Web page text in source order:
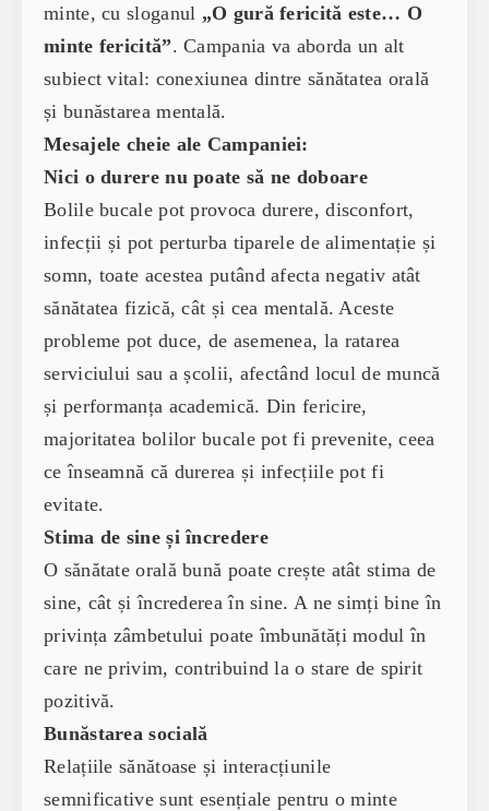
minte, cu sloganul „O gură fericită este… O
minte fericită”. Campania va aborda un alt
subiect vital: conexiunea dintre sănătatea orală
și bunăstarea mentală.
Mesajele cheie ale Campaniei:
Nici o durere nu poate să ne doboare
Bolile bucale pot provoca durere, disconfort,
infecții și pot perturba tiparele de alimentație și
somn, toate acestea putând afecta negativ atât
sănătatea fizică, cât și cea mentală. Aceste
probleme pot duce, de asemenea, la ratarea
serviciului sau a școlii, afectând locul de muncă
și performanța academică. Din fericire,
majoritatea bolilor bucale pot fi prevenite, ceea
ce înseamnă că durerea și infecțiile pot fi
evitate.
Stima de sine și încredere
O sănătate orală bună poate crește atât stima de
sine, cât și încrederea în sine. A ne simți bine în
privința zâmbetului poate îmbunătăți modul în
care ne privim, contribuind la o stare de spirit
pozitivă.
Bunăstarea socială
Relațiile sănătoase și interacțiunile
semnificative sunt esențiale pentru o minte